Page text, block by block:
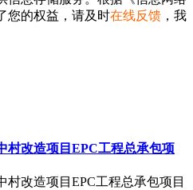
您的权益，请及时在线反馈 ，我
村改造项目EPC工程总承包项
改造项目EPC工程总承包项目